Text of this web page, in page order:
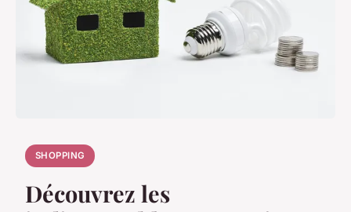
SHOPPING
Découvrez les